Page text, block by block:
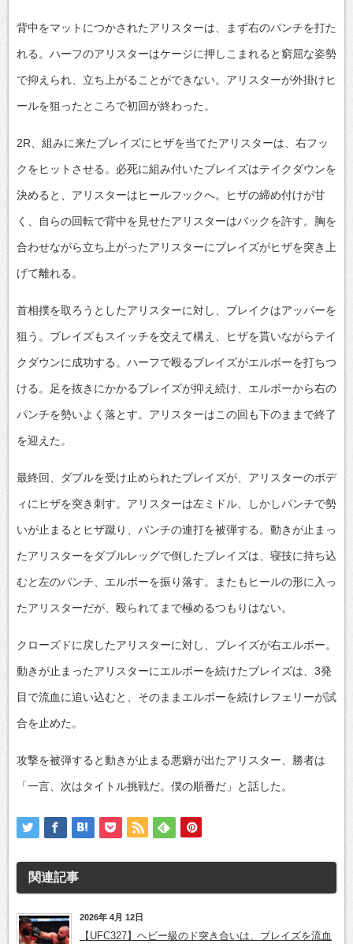
背中をマットにつかされたアリスターは、まず右のパンチを打た
れる。ハーフのアリスターはケージに押しこまれると窮屈な姿勢
で抑えられ、立ち上がることができない。アリスターが外掛けヒ
ールを狙ったところで初回が終わった。
2R、組みに来たブレイズにヒザを当てたアリスターは、右フッ
クをヒットさせる。必死に組み付いたブレイズはテイクダウンを
決めると、アリスターはヒールフックへ。ヒザの締め付けが甘
く、自らの回転で背中を見せたアリスターはバックを許す。胸を
合わせながら立ち上がったアリスターにブレイズがヒザを突き上
げて離れる。
首相撲を取ろうとしたアリスターに対し、ブレイクはアッパーを
狙う。ブレイズもスイッチを交えて構え、ヒザを貰いながらテイ
クダウンに成功する。ハーフで殴るブレイズがエルボーを打ちつ
ける。足を抜きにかかるブレイズが抑え続け、エルボーから右の
パンチを勢いよく落とす。アリスターはこの回も下のままで終了
を迎えた。
最終回、ダブルを受け止められたブレイズが、アリスターのボデ
ィにヒザを突き刺す。アリスターは左ミドル、しかしパンチで勢
いが止まるとヒザ蹴り、パンチの連打を被弾する。動きが止まっ
たアリスターをダブルレッグで倒したブレイズは、寝技に持ち込
むと左のパンチ、エルボーを振り落す。またもヒールの形に入っ
たアリスターだが、殴られてまで極めるつもりはない。
クローズドに戻したアリスターに対し、ブレイズが右エルボー。
動きが止まったアリスターにエルボーを続けたブレイズは、3発
目で流血に追い込むと、そのままエルボーを続けレフェリーが試
合を止めた。
攻撃を被弾すると動きが止まる悪癖が出たアリスター、勝者は
「一言、次はタイトル挑戦だ。僕の順番だ」と話した。
関連記事
2026年 4月 12日
【UFC327】ヘビー級のド突き合いは、ブレイズを流血